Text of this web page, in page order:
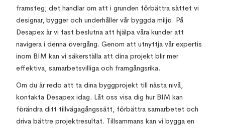
framsteg; det handlar om att i grunden förbättra sättet vi
designar, bygger och underhåller vår byggda miljö. På
Desapex är vi fast beslutna att hjälpa våra kunder att
navigera i denna övergång. Genom att utnyttja vår expertis
inom BIM kan vi säkerställa att dina projekt blir mer
effektiva, samarbetsvilliga och framgångsrika.
Om du är redo att ta dina byggprojekt till nästa nivå,
kontakta Desapex idag. Låt oss visa dig hur BIM kan
förändra ditt tillvägagångssätt, förbättra samarbetet och
driva bättre projektresultat. Tillsammans kan vi bygga en